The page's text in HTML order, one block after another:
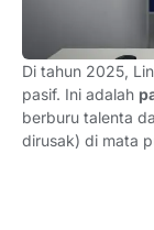
Di tahun 2025,
pasif. Ini adalah
berburu talenta
dirusak) di mata